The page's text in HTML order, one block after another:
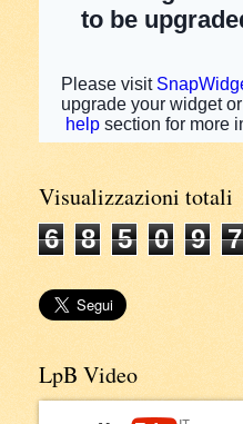
Visualizzazioni totali
6
8 5 0 9 7
LpB Video